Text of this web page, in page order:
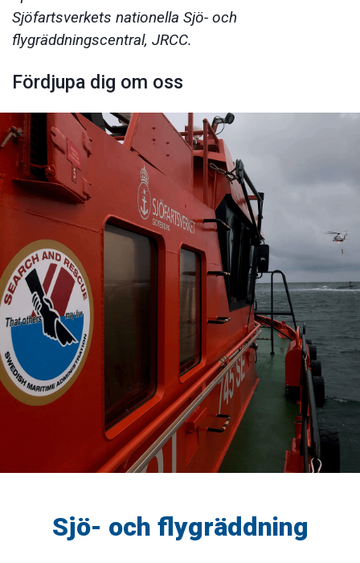
Sjöfartsverkets nationella Sjö- och
flygräddningscentral, JRCC.
Fördjupa dig om oss
Sjö- och flygräddning